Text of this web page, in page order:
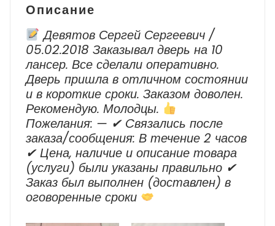
Описание
Девятов Сергей Сергеевич /
05.02.2018 Заказывал дверь на 10
лансер. Все сделали оперативно.
Дверь пришла в отличном состоянии
и в короткие сроки. Заказом доволен.
Рекомендую. Молодцы.
Пожелания: — ✔ Cвязались после
заказа/сообщения: В течение 2 часов
✔ Цена, наличие и описание товара
(услуги) были указаны правильно ✔
Заказ был выполнен (доставлен) в
оговоренные сроки